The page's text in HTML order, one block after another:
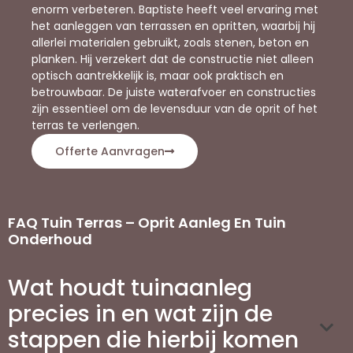
enorm verbeteren. Baptiste heeft veel ervaring met
het aanleggen van terrassen en opritten, waarbij hij
allerlei materialen gebruikt, zoals stenen, beton en
planken. Hij verzekert dat de constructie niet alleen
optisch aantrekkelijk is, maar ook praktisch en
betrouwbaar. De juiste waterafvoer en constructies
zijn essentieel om de levensduur van de oprit of het
terras te verlengen.
Offerte Aanvragen
FAQ Tuin Terras – Oprit Aanleg En Tuin
Onderhoud
Wat houdt tuinaanleg
precies in en wat zijn de
stappen die hierbij komen